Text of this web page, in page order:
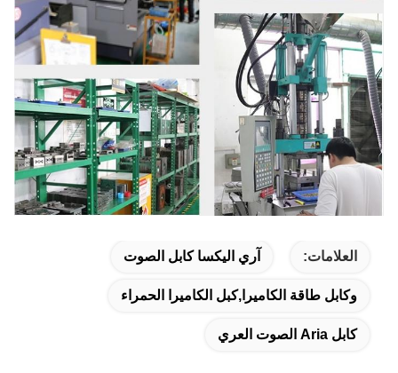
العلامات: آري اليكسا كابل الصوت
وكابل طاقة الكاميرا,كبل الكاميرا الحمراء
كابل Aria الصوت العري